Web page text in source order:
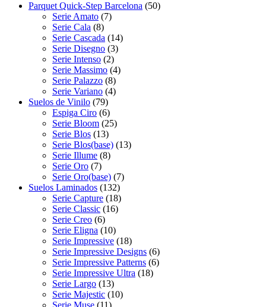
Parquet Quick-Step Barcelona (50)
Serie Amato (7)
Serie Cala (8)
Serie Cascada (14)
Serie Disegno (3)
Serie Intenso (2)
Serie Massimo (4)
Serie Palazzo (8)
Serie Variano (4)
Suelos de Vinilo (79)
Espiga Ciro (6)
Serie Bloom (25)
Serie Blos (13)
Serie Blos(base) (13)
Serie Illume (8)
Serie Oro (7)
Serie Oro(base) (7)
Suelos Laminados (132)
Serie Capture (18)
Serie Classic (16)
Serie Creo (6)
Serie Eligna (10)
Serie Impressive (18)
Serie Impressive Designs (6)
Serie Impressive Patterns (6)
Serie Impressive Ultra (18)
Serie Largo (13)
Serie Majestic (10)